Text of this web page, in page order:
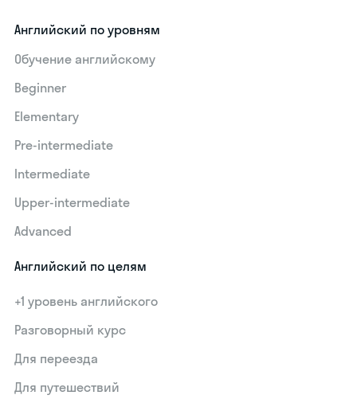
Английский по уровням
Обучение английскому
Beginner
Elementary
Pre-intermediate
Intermediate
Upper-intermediate
Advanced
Английский по целям
+1 уровень английского
Разговорный курс
Для переезда
Для путешествий